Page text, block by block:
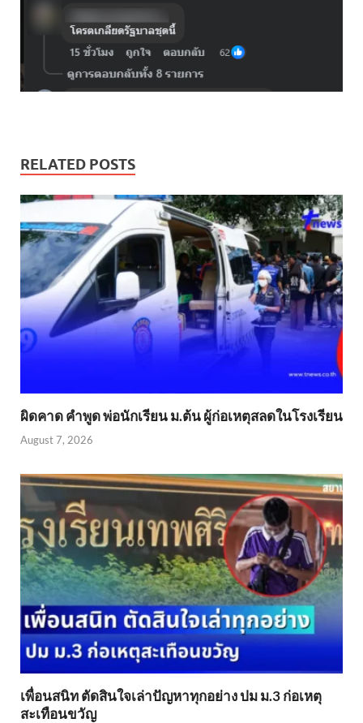
RELATED POSTS
ผิดคาด คำพูด พ่อนักเรียน ม.ต้น ผู้ก่อเหตุสลดในโรงเรียน
August 7, 2026
เพื่อนสนิท ตัดสินใจเล่าปัญหาทุกอย่าง ปม ม.3 ก่อเหตุ
สะเทือนขวัญ